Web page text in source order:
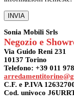
Sonia Mobili Srls
Negozio e
Via Guido Reni 231
10137 Torino
Telefono: +39 011
C.F. e P.IVA
Cod. univoco